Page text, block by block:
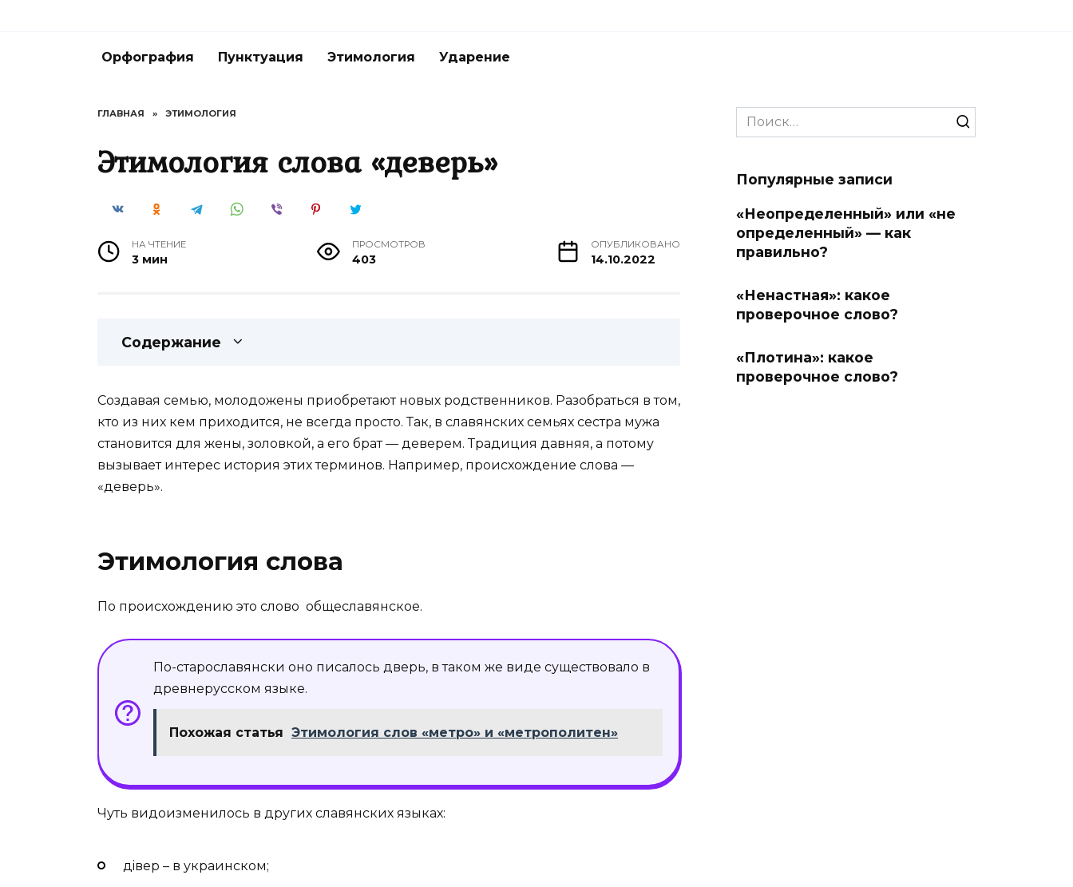
Орфография Пунктуация Этимология Ударение
ГЛАВНАЯ » ЭТИМОЛОГИЯ
Этимология слова «деверь»
НА ЧТЕНИЕ
3 мин
ПРОСМОТРОВ
403
ОПУБЛИКОВАНО
14.10.2022
Содержание
Создавая семью, молодожены приобретают новых родственников. Разобраться в том,
кто из них кем приходится, не всегда просто. Так, в славянских семьях сестра мужа
становится для жены, золовкой, а его брат — деверем. Традиция давняя, а потому
вызывает интерес история этих терминов. Например, происхождение слова —
«деверь».
Этимология слова
По происхождению это слово общеславянское.
По-старославянски оно писалось дѢверь, в таком же виде существовало в
древнерусском языке.
Похожая статья Этимология слов «метро» и «метрополитен»
Чуть видоизменилось в других славянских языках:
дiвер – в украинском;
Search
for:
Популярные записи
«Неопределенный» или «не
определенный» — как
правильно?
«Ненастная»: какое
проверочное слово?
«Плотина»: какое
проверочное слово?